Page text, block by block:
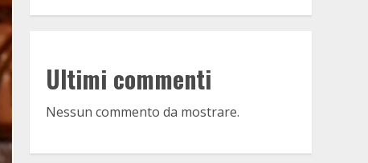
Ultimi commenti
Nessun commento da mostrare.